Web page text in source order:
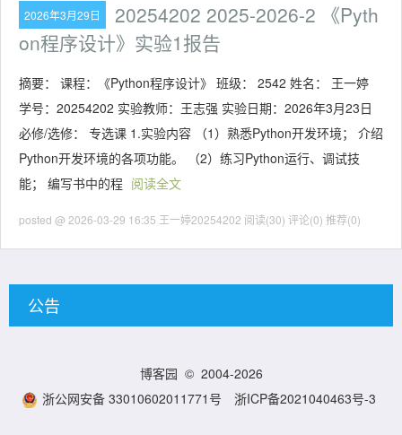
2026年3月29日
20254202 2025-2026-2 《Pyth
on程序设计》实验1报告
摘要： 课程：《Python程序设计》 班级： 2542 姓名： 王一婷
学号：20254202 实验教师：王志强 实验日期：2026年3月23日
必修/选修： 专选课 1.实验内容 （1）熟悉Python开发环境； 介绍
Python开发环境的各项功能。 （2）练习Python运行、调试技
能； 编写书中的程 阅读全文
posted @ 2026-03-29 16:35 王一婷20254202 阅读(30) 评论(0) 推荐(0)
公告
博客园 © 2004-2026
浙公网安备 33010602011771号
浙ICP备2021040463号-3